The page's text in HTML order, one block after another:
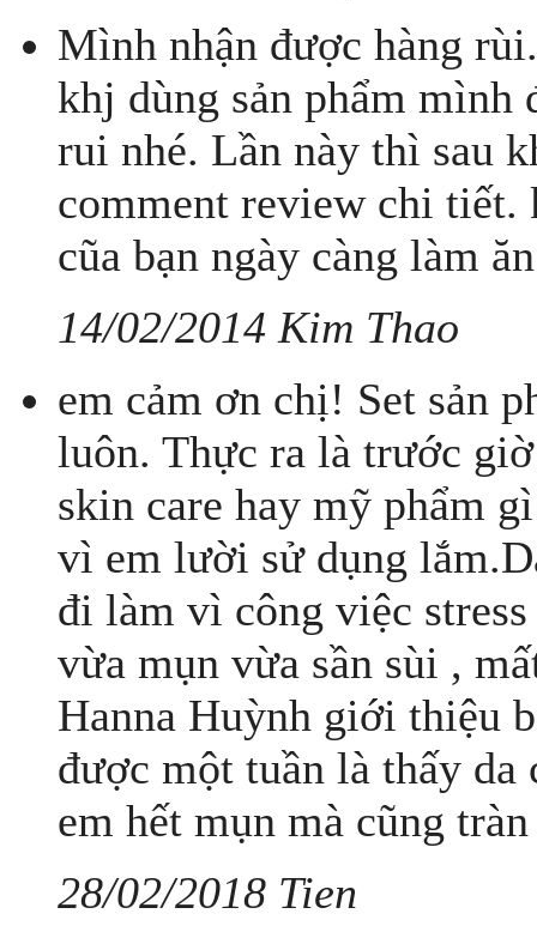
Mình nhận được hàng
khj dùng sản phẩm mình
rui nhé. Lần này thì sau
comment review chi tiết.
cũa bạn ngày càng làm
14/02/2014 Kim Thao
em cảm ơn chị! Set sản
luôn. Thực ra là trước
skin care hay mỹ phẩm
vì em lười sử dụng
đi làm vì công việc
vừa mụn vừa sần sùi ,
Hanna Huỳnh giới thiệu
được một tuần là thấy
em hết mụn mà cũng
28/02/2018 Tien